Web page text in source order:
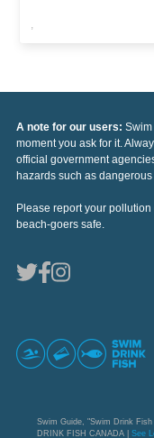
,
A note for our users:
moment you ask for it.
official government
hazards such as
Please report your
beach-goers safe.
Swim Guide, "Swim Drink
DRINK FISH CANADA | See